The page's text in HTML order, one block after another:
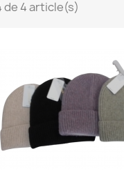
de 4 article(s)